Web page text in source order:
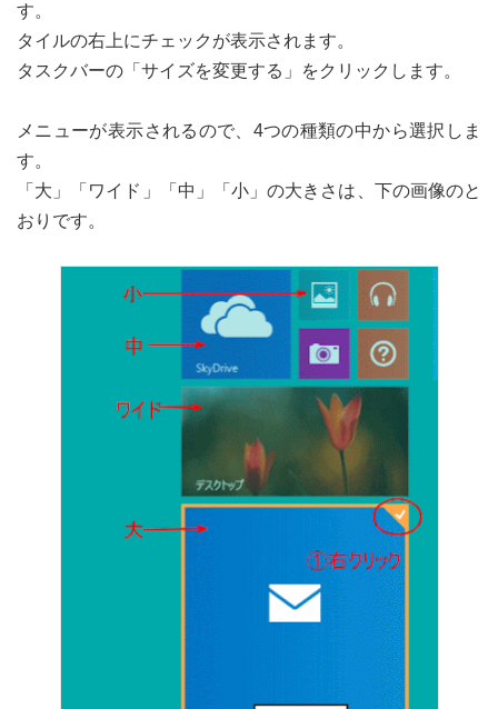
す。
タイルの右上にチェックが表示されます。
タスクバーの「サイズを変更する」をクリックします。
メニューが表示されるので、4つの種類の中から選択しま
す。
「大」「ワイド」「中」「小」の大きさは、下の画像のと
おりです。